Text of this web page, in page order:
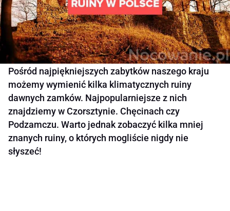
Pośród najpiękniejszych zabytków naszego kraju
możemy wymienić kilka klimatycznych ruiny
dawnych zamków. Najpopularniejsze z nich
znajdziemy w Czorsztynie. Chęcinach czy
Podzamczu. Warto jednak zobaczyć kilka mniej
znanych ruiny, o których mogliście nigdy nie
słyszeć!